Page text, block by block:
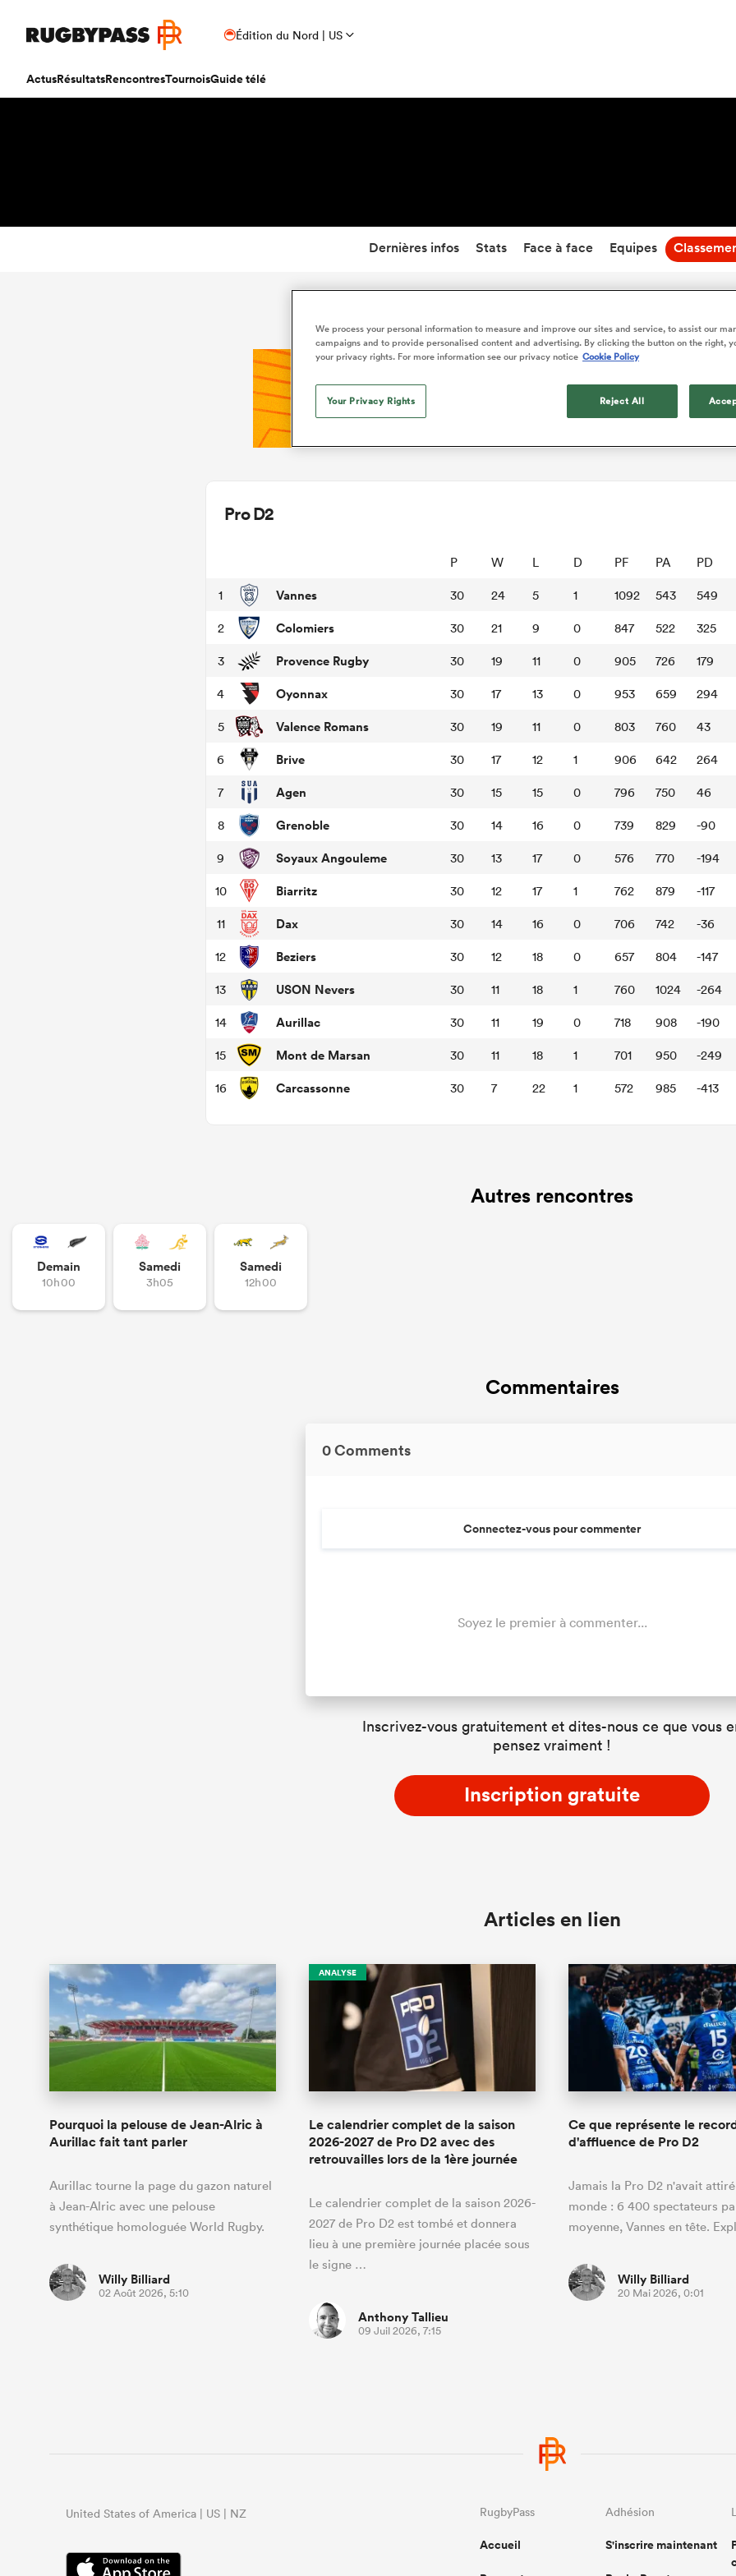
Édition du Nord | US
ActusRésultatsRencontresTournoisGuide télé
Dernières infos Stats Face à face Equipes
Pro D2
P W L D PF PA PD
1 Vannes 30 24 5 1 1092 543 549
2 Colomiers 30 21 9 0 847 522 325
3 Provence Rugby 30 19 11 0 905 726 179
4 Oyonnax 30 17 13 0 953 659 294
5 Valence Romans 30 19 11 0 803 760 43
6 Brive 30 17 12 1 906 642 264
7 Agen 30 15 15 0 796 750 46
8 Grenoble 30 14 16 0 739 829 -90
9 Soyaux Angouleme 30 13 17 0 576 770 -194
10 Biarritz 30 12 17 1 762 879 -117
11 Dax 30 14 16 0 706 742 -36
12 Beziers 30 12 18 0 657 804 -147
13 USON Nevers 30 11 18 1 760 1024 -264
14 Aurillac 30 11 19 0 718 908 -190
15 Mont de Marsan 30 11 18 1 701 950 -249
16 Carcassonne 30 7 22 1 572 985 -413
Autres rencontres
Demain
10h00
Samedi
3h05
Samedi
12h00
Commentaires
0 Comments
Connectez-vous pour commenter
Soyez le premier à commenter...
Inscrivez-vous gratuitement et dites-nous ce que vous
pensez vraiment !
Inscription gratuite
Articles en lien
Pourquoi la pelouse de Jean-Alric à
Aurillac fait tant parler
Aurillac tourne la page du gazon naturel
à Jean-Alric avec une pelouse
synthétique homologuée World Rugby.
Willy Billiard
02 Août 2026, 5:10
ANALYSE
Le calendrier complet de la saison
2026-2027 de Pro D2 avec des
retrouvailles lors de la 1ère journée
Le calendrier complet de la saison 2026-
2027 de Pro D2 est tombé et donnera
lieu à une première journée placée sous
le signe …
Anthony Tallieu
09 Juil 2026, 7:15
Ce que représente le
d'affluence de Pro D2
Jamais la Pro D2 n'avait
monde : 6 400 spectateurs
moyenne, Vannes en tête.
Willy Billiard
20 Mai 2026, 0:01
United States of America | US | NZ RugbyPass
Accueil
Adhésion
S'inscrire maintenant
We process your personal information to measure and improve our sites and service, to assist our
campaigns and to provide personalised content and advertising. By clicking the button on the right,
your privacy rights. For more information see our privacy notice Cookie Policy
Your Privacy Rights Reject All